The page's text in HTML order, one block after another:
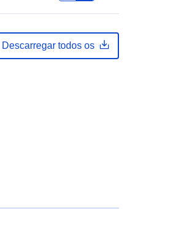
Descarregar todos os